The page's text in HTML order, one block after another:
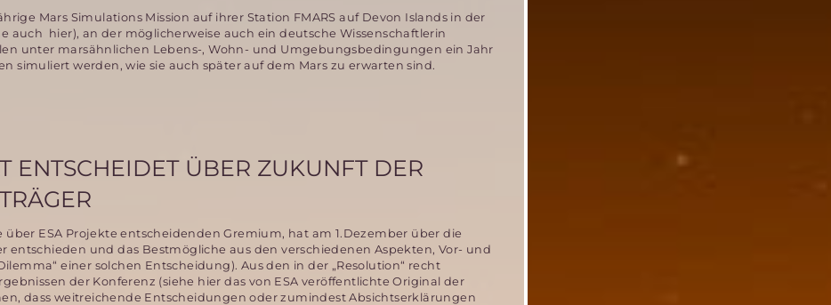
Mars Simulations Mission auf ihrer Station FMARS auf Devon Islands in der
auch hier), an der möglicherweise auch ein deutsche Wissenschaftlerin
unter marsähnlichen Lebens-, Wohn- und Umgebungsbedingungen ein Jahr
simuliert werden, wie sie auch später auf dem Mars zu erwarten sind.
ENTSCHEIDET ÜBER ZUKUNFT DER
über ESA Projekte entscheidenden Gremium, hat am 1.Dezember über die
entschieden und das Bestmögliche aus den verschiedenen Aspekten, Vor- und
einer solchen Entscheidung). Aus den in der „Resolution“ recht
der Konferenz (siehe hier das von ESA veröffentlichte Original der
dass weitreichende Entscheidungen oder zumindest Absichtserklärungen